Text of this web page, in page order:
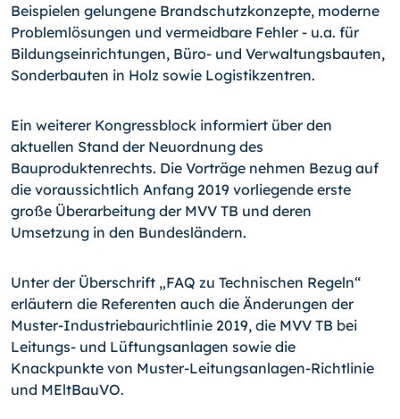
Beispielen gelungene Brandschutzkonzepte, moderne
Problemlösungen und vermeidbare Fehler - u.a. für
Bildungseinrichtungen, Büro- und Verwaltungsbauten,
Sonderbauten in Holz sowie Logistikzentren.
Ein weiterer Kongressblock informiert über den
aktuellen Stand der Neuordnung des
Bauproduktenrechts. Die Vorträge nehmen Bezug auf
die voraussichtlich Anfang 2019 vorliegende erste
große Überarbeitung der MVV TB und deren
Umsetzung in den Bundesländern.
Unter der Überschrift „FAQ zu Technischen Regeln“
erläutern die Referenten auch die Änderungen der
Muster-Industriebaurichtlinie 2019, die MVV TB bei
Leitungs- und Lüftungsanlagen sowie die
Knackpunkte von Muster-Leitungsanlagen-Richtlinie
und MEltBauVO.